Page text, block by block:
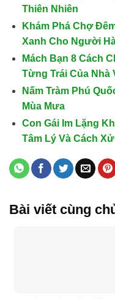
Thiên Nhiên
Khám Phá Chợ
Xanh Cho Người
Mách Bạn 8 Cách
Từng Trái Của Nhà
Nấm Tràm Phú
Mùa Mưa
Con Gái Im Lặng
Tâm Lý Và Cách
Bài viết cùng